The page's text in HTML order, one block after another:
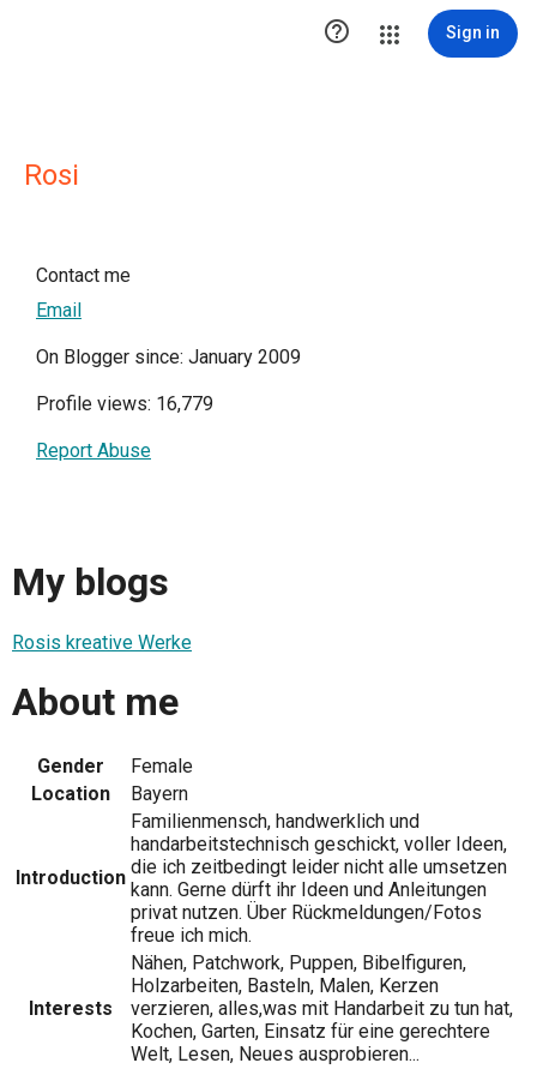
 Sign in
Rosi
Contact me
Email
On Blogger since: January 2009
Profile views: 16,779
Report Abuse
My blogs
Rosis kreative Werke
About me
Gender
Female
Location
Bayern
Introduction
Familienmensch, handwerklich und
handarbeitstechnisch geschickt, voller Ideen,
die ich zeitbedingt leider nicht alle umsetzen
kann. Gerne dürft ihr Ideen und Anleitungen
privat nutzen. Über Rückmeldungen/Fotos
freue ich mich.
Interests
Nähen, Patchwork, Puppen, Bibelfiguren,
Holzarbeiten, Basteln, Malen, Kerzen
verzieren, alles,was mit Handarbeit zu tun hat,
Kochen, Garten, Einsatz für eine gerechtere
Welt, Lesen, Neues ausprobieren...